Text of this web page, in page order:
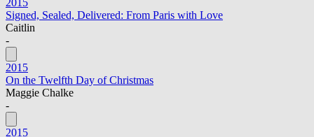
2015
Signed, Sealed, Delivered: From Paris with Love
Caitlin
-
2015
On the Twelfth Day of Christmas
Maggie Chalke
-
2015